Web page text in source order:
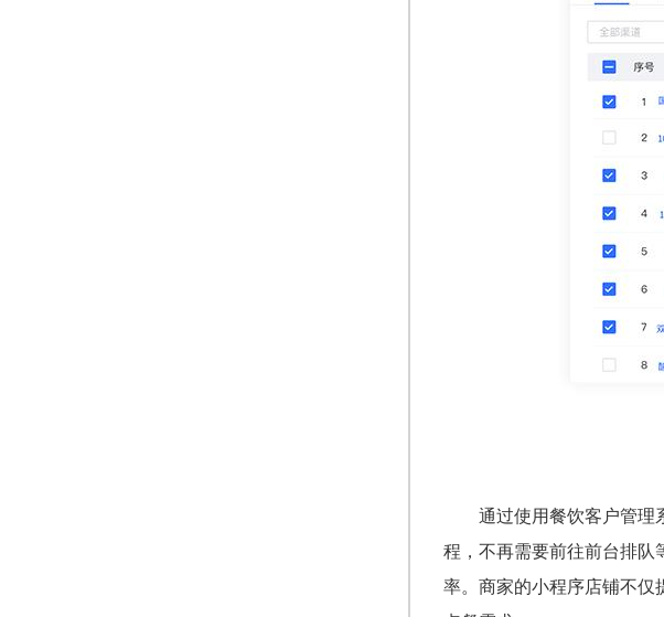
通过使用餐饮客户管理
程，不再需要前往前台排队
率。商家的小程序店铺不仅